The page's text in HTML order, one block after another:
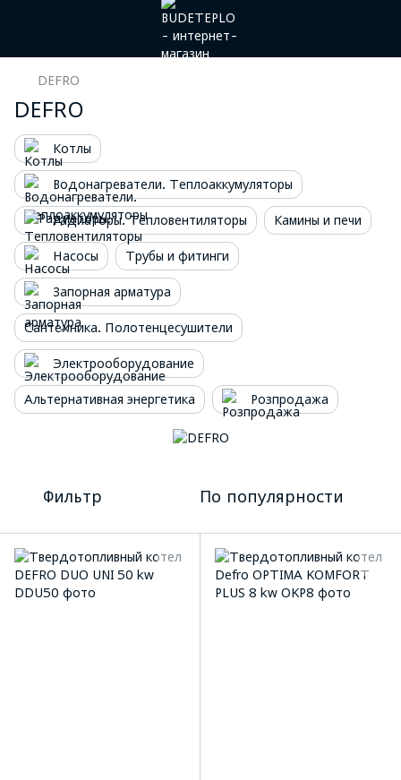
DEFRO
DEFRO
Котлы
Водонагреватели. Теплоаккумуляторы
Радиаторы. Тепловентиляторы Камины и печи
Насосы Трубы и фитинги
Запорная арматура
Сантехника. Полотенцесушители
Электрооборудование
Альтернативная энергетика Розпродажа
Фильтр По популярности